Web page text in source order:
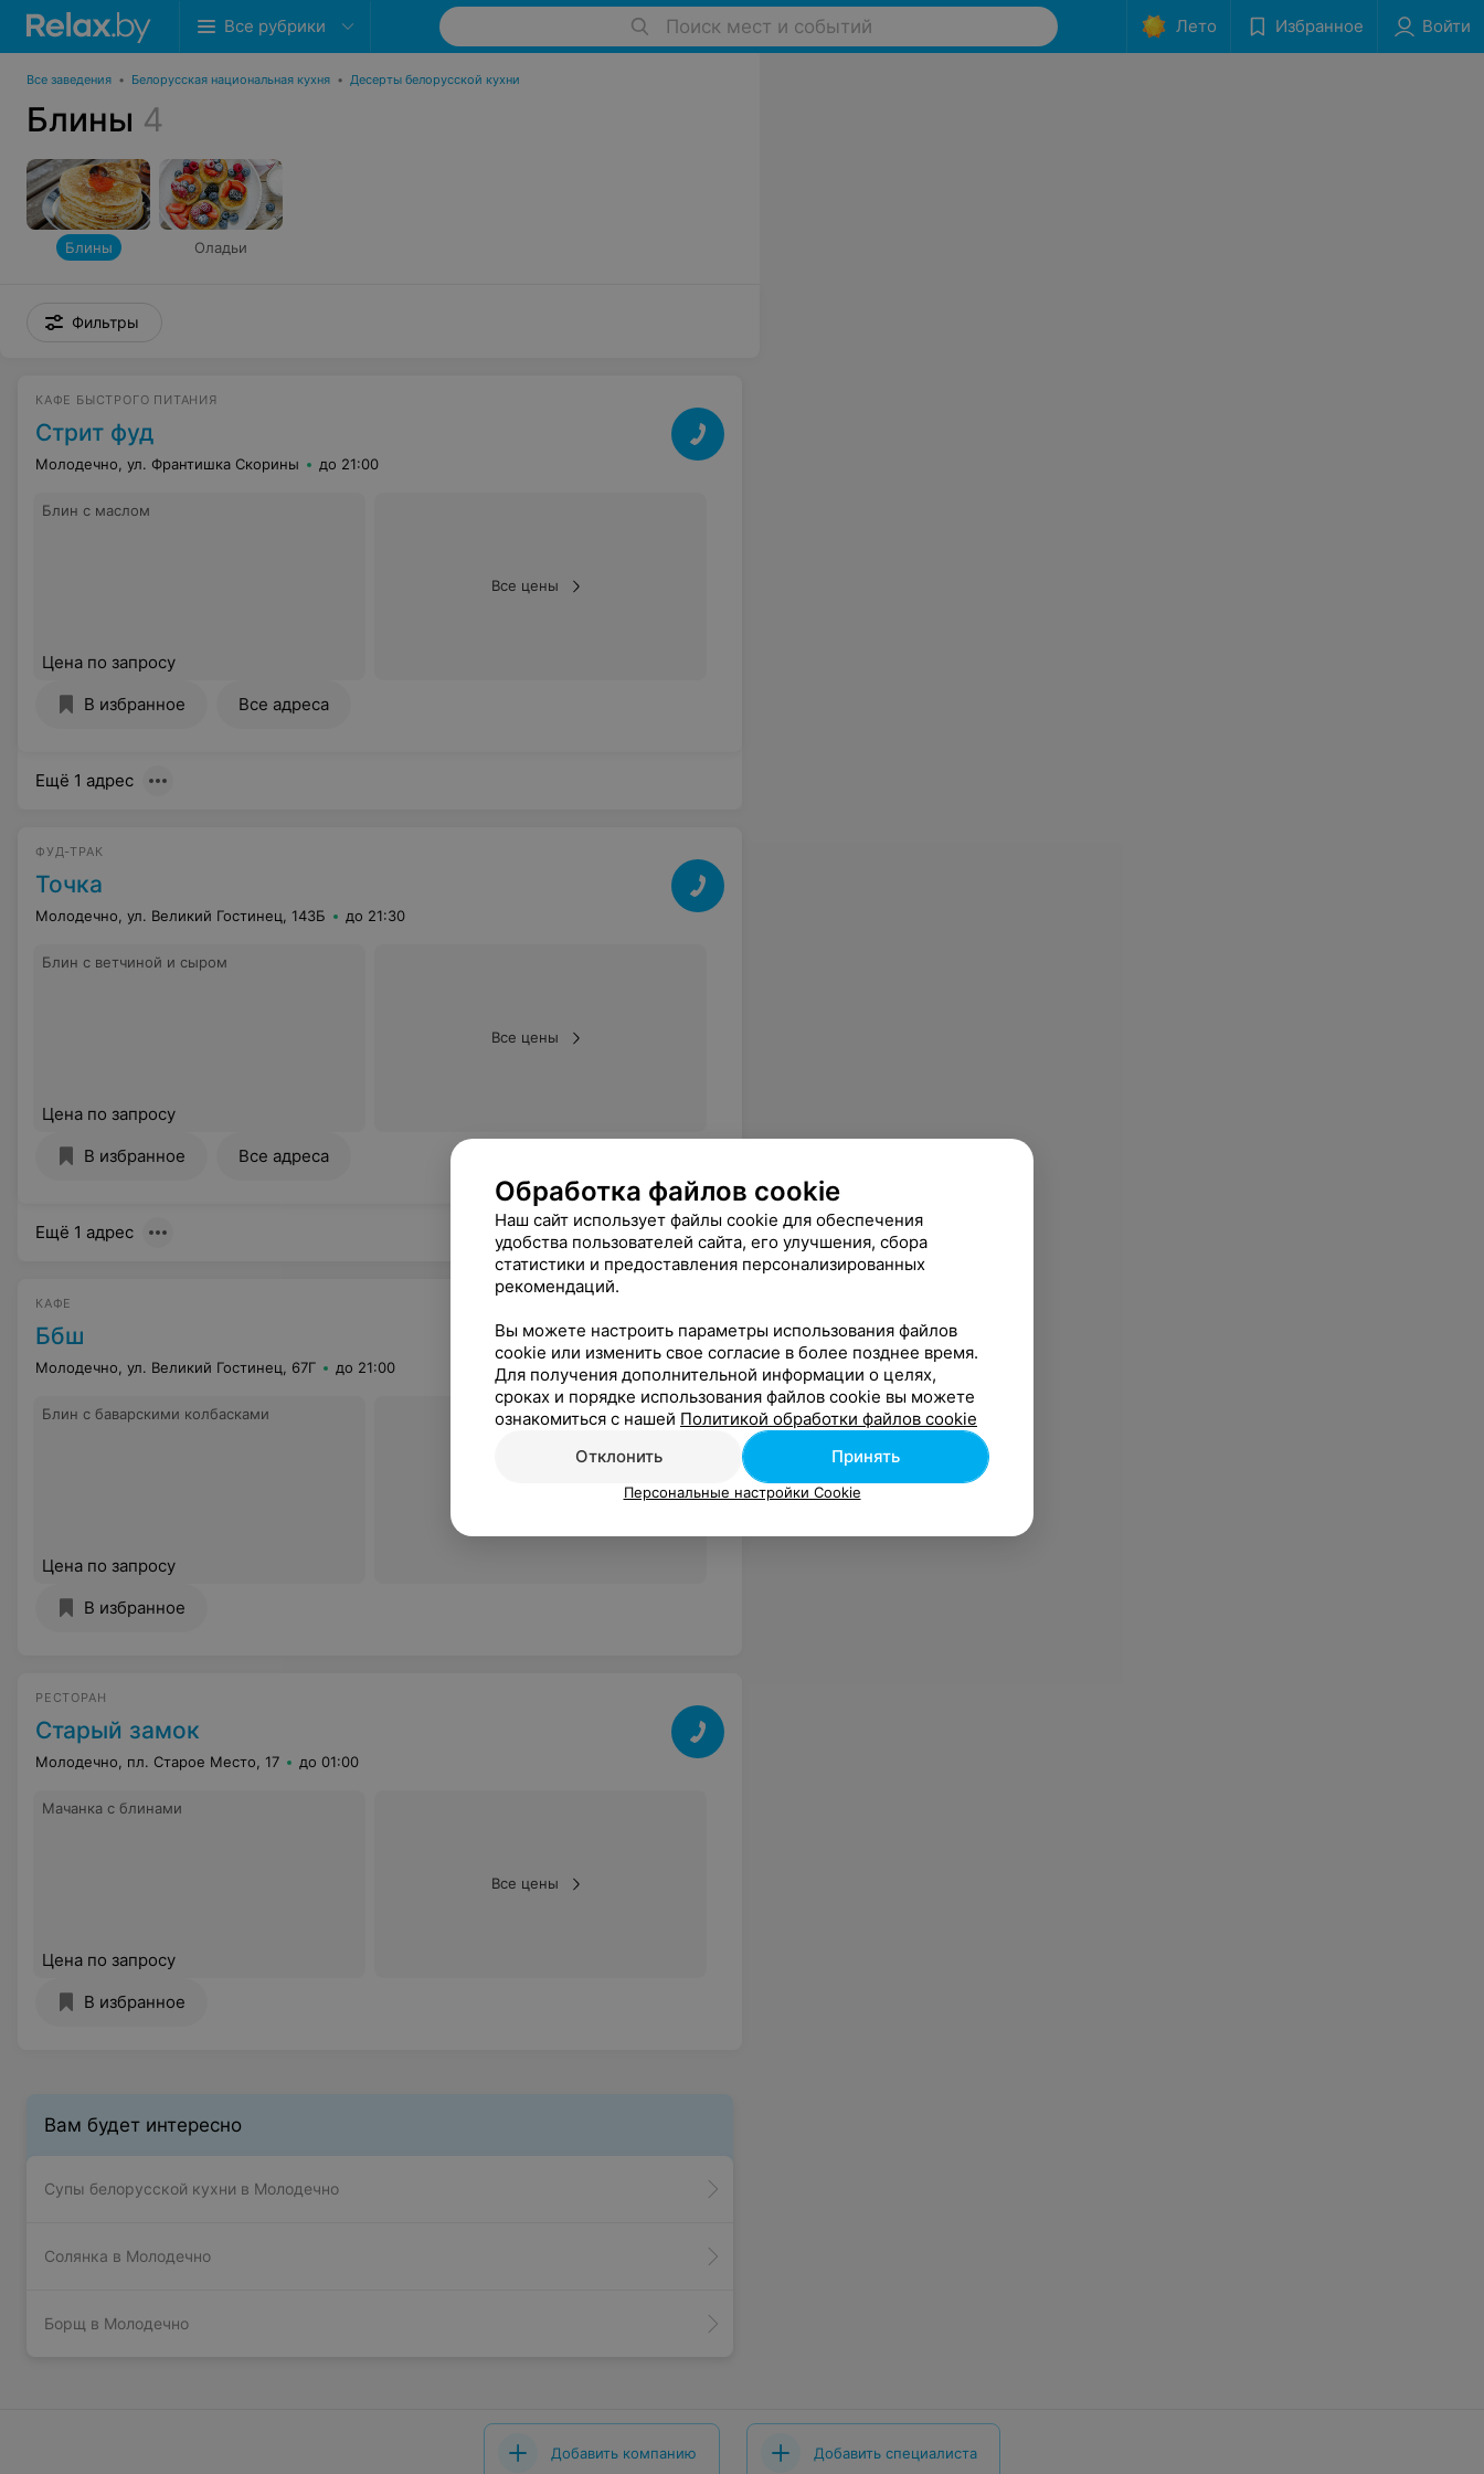
Все рубрики Поиск мест и событий Лето Избранное Войти
Все заведения • Белорусская национальная кухня • Десерты белорусской кухни
Блины 4
Блины Оладьи
Фильтры
КАФЕ БЫСТРОГО ПИТАНИЯ
Стрит фуд
Молодечно, ул. Франтишка Скорины до 21:00
Блин с маслом
Цена по запросу
Все цены
В избранное Все адреса
Ещё 1 адрес
ФУД-ТРАК
Точка
Молодечно, ул. Великий Гостинец, 143Б до 21:30
Блин с ветчиной и сыром
Цена по запросу
Все цены
В избранное Все адреса
Ещё 1 адрес
КАФЕ
Ббш
Молодечно, ул. Великий Гостинец, 67Г до 21:00
Блин c баварскими колбасками
Цена по запросу
В избранное
РЕСТОРАН
Старый замок
Молодечно, пл. Старое Место, 17 до 01:00
Мачанка с блинами
Цена по запросу
Все цены
В избранное
Вам будет интересно
Супы белорусской кухни в Молодечно
Солянка в Молодечно
Борщ в Молодечно
Добавить компанию Добавить специалиста
Обработка файлов cookie
Наш сайт использует файлы cookie для обеспечения
удобства пользователей сайта, его улучшения, сбора
статистики и предоставления персонализированных
рекомендаций.
Вы можете настроить параметры использования файлов
cookie или изменить свое согласие в более позднее время.
Для получения дополнительной информации о целях,
сроках и порядке использования файлов cookie вы можете
ознакомиться с нашей Политикой обработки файлов cookie
Отклонить
Принять
Персональные настройки Cookie